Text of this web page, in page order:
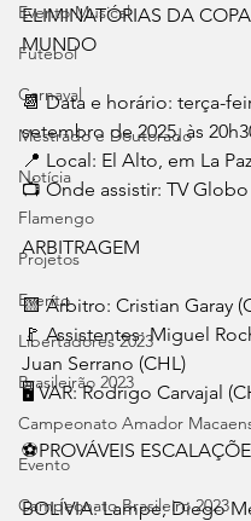
Evento Musical
Futebol
Carnaval
Mestrado e Doutorado
Notícia
Flamengo
Projetos
Evento
Libertadores 2023
Brasileirão 2023
Campeonato Amador
Evento
Campeonato Brasileiro.2023
ELIMINATÓRIAS DA
MUNDO
📆 Data e horário: terça-
setembro de 2025, às
📍 Local: El Alto, em La
📺 Onde assistir: TV
ARBITRAGEM
🟨 Árbitro: Cristian Garay
🚩 Assistentes: Miguel
Juan Serrano (CHL)
🖥️ VAR: Rodrigo Carvajal
⚽PROVÁVEIS
BOLÍVIA: Lampe; Diego